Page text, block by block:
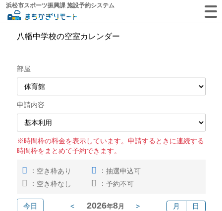
浜松市スポーツ振興課 施設予約システム
八幡中学校の空室カレンダー
部屋
申請内容
※時間枠の料金を表示しています。申請するときに連続する
時間枠をまとめて予約できます。
： 空き枠あり ： 抽選申込可
： 空き枠なし ： 予約不可
今日 < 2026年8 月 > 月 日